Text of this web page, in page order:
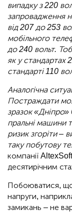
випадку з 220
запровадження
від 207 до 253
мобільного
до 240 вольт.
як у стандартах
стандарті 110
Аналогічна
Постраждати
зразок «Дніпро»
пральні машини
ризик згоріти –
таку побутову
компанії
десятирічним
Побоюватися, що
напруги,
замикань – не